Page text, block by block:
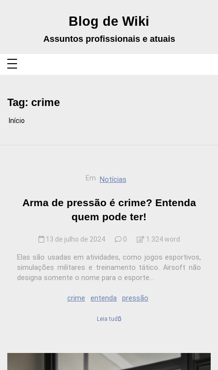
Blog de Wiki
Assuntos profissionais e atuais
Tag: crime
Início
Em Notícias
Arma de pressão é crime? Entenda
quem pode ter!
13 de julho de 2024 0 1.324 word
Elas são usadas em atividades, como jogos esportivos,
simulações militares e treinamento tático. Airsoft não
designa somente o nome para o esporte...
crime entenda pressão
Leia tudo